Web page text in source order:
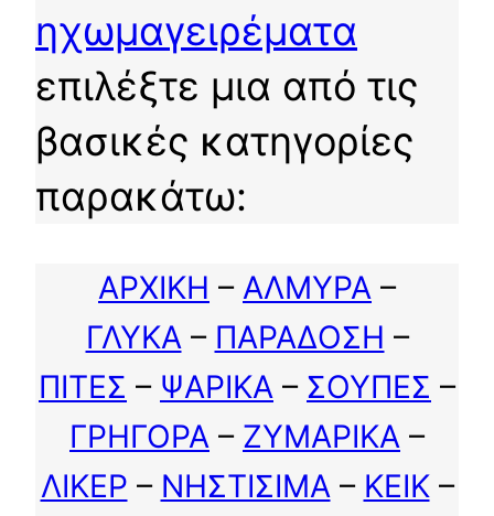
ηχωμαγειρέματα
επιλέξτε μια από τις
βασικές κατηγορίες
παρακάτω:
ΑΡΧΙΚΗ – ΑΛΜΥΡΑ –
ΓΛΥΚΑ– ΠΑΡΑΔΟΣΗ –
ΠΙΤΕΣ – ΨΑΡΙΚΑ – ΣΟΥΠΕΣ –
ΓΡΗΓΟΡΑ – ΖΥΜΑΡΙΚΑ –
ΛΙΚΕΡ – ΝΗΣΤΙΣΙΜΑ– ΚΕΙΚ–